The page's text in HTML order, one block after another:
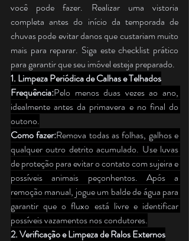
você pode fazer. Realizar uma vistoria
completa antes do início da temporada de
chuvas pode evitar danos que custariam muito
mais para reparar. Siga este checklist prático
para garantir que seu imóvel esteja preparado.
1. Limpeza Periódica de Calhas e Telhados
Frequência:Pelo menos duas vezes ao ano,
idealmente antes da primavera e no final do
outono.
Como fazer:Remova todas as folhas, galhos e
qualquer outro detrito acumulado. Use luvas
de proteção para evitar o contato com sujeira e
possíveis animais peçonhentos. Após a
remoção manual, jogue um balde de água para
garantir que o fluxo está livre e identificar
possíveis vazamentos nos condutores.
2. Verificação e Limpeza de Ralos Externos